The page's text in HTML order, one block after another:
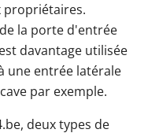
propriétaires.
la porte d'entrée
davantage utilisée
une entrée latérale
par exemple.
deux types de